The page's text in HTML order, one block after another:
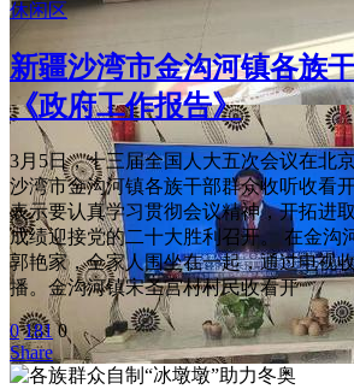
休闲区
新疆沙湾市金沟河镇各族
《政府工作报告》
3月5日，十三届全国人大五次会议在北
沙湾市金沟河镇各族干部群众收听收看
表示要认真学习贯彻会议精神，开拓进
成绩迎接党的二十大胜利召开。 在金沟
郭艳家，全家人围坐在一起，通过电视
播。金沟河镇宋圣宫村村民收看开
0 181 0
Share